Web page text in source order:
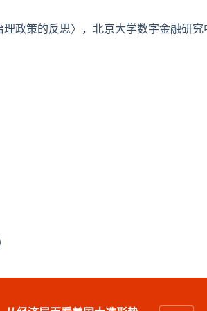
政策的反思〉，北京大学数字金融研究